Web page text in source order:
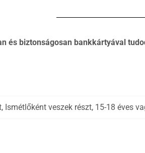
és biztonságosan bankkártyával
Ismétlőként veszek részt, 15-18 éves